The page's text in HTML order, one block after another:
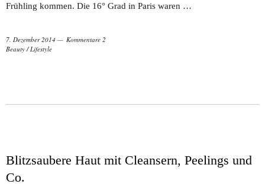
Frühling kommen. Die 16° Grad in Paris waren …
7. Dezember 2014
Kommentare 2
Beauty / Lifestyle
Blitzsaubere Haut mit Cleansern, Peelings und
Co.